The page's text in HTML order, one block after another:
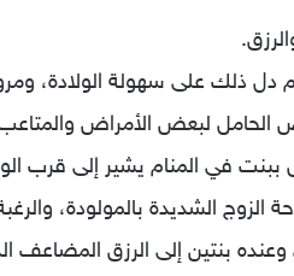
دل ذلك على سهولة الولادة،
الحامل لبعض الأمراض والمتاعب
ببنت في المنام يشير إلى قرب
الزوج الشديدة بالمولودة،
بنتين إلى الرزق المضاعف